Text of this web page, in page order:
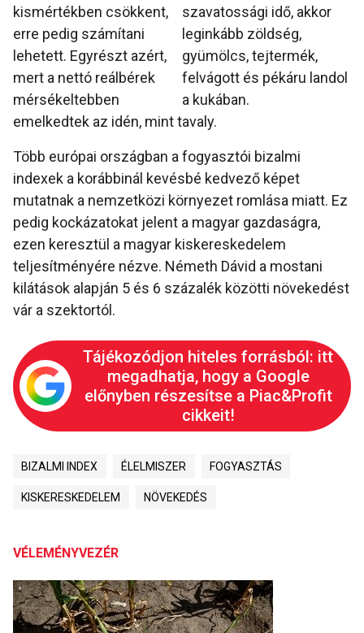
szavatossági idő, akkor
leginkább zöldség,
gyümölcs, tejtermék,
felvágott és pékáru landol
a kukában.
kismértékben csökkent,
erre pedig számítani
lehetett. Egyrészt azért,
mert a nettó reálbérek
mérsékeltebben
emelkedtek az idén, mint tavaly.
Több európai országban a fogyasztói bizalmi
indexek a korábbinál kevésbé kedvező képet
mutatnak a nemzetközi környezet romlása miatt. Ez
pedig kockázatokat jelent a magyar gazdaságra,
ezen keresztül a magyar kiskereskedelem
teljesítményére nézve. Németh Dávid a mostani
kilátások alapján 5 és 6 százalék közötti növekedést
vár a szektortól.
Tájékozódjon hiteles forrásból: itt
megadhatja, hogy a Google
előnyben részesítse a Piac&Profit
cikkeit!
BIZALMI INDEX ÉLELMISZER FOGYASZTÁS
KISKERESKEDELEM NÖVEKEDÉS
VÉLEMÉNYVEZÉR